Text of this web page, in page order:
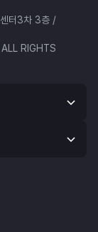
터3차 3층 /
RIGHTS